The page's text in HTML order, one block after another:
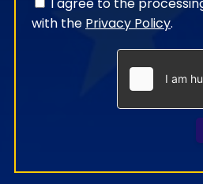
I agree to the
with the Privacy Policy.